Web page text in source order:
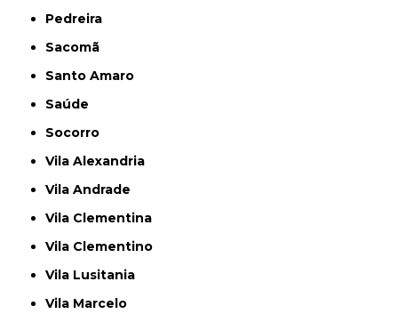
Pedreira
Sacomã
Santo Amaro
Saúde
Socorro
Vila Alexandria
Vila Andrade
Vila Clementina
Vila Clementino
Vila Lusitania
Vila Marcelo